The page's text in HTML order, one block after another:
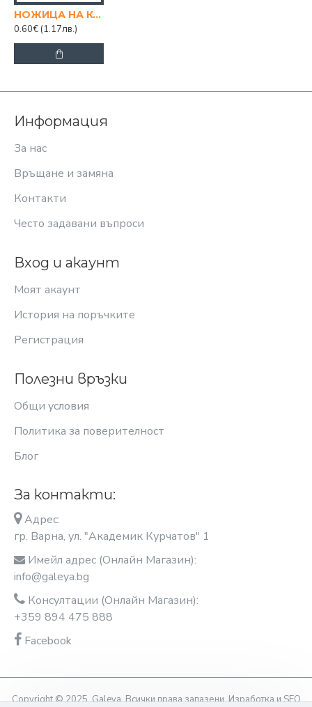
НОЖИЦА НА КАРТОН 7 ИНЧА
0.60€ (1.17лв.)
Информация
За нас
Връщане и замяна
Контакти
Често задавани въпроси
Вход и акаунт
Моят акаунт
История на поръчките
Регистрация
Полезни връзки
Общи условия
Политика за поверителност
Блог
За контакти:
Адрес:
гр. Варна, ул. "Академик Курчатов" 1
Имейл адрес (Онлайн Магазин):
info@galeya.bg
Консултации (Онлайн Магазин):
+359 894 475 888
Facebook
Copyright © 2025, Galeya, Всички права запазени. Изработка и SEO